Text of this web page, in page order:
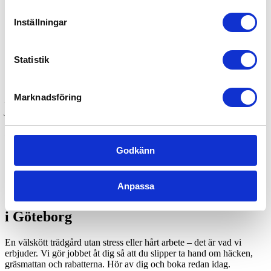
Inställningar
Statistik
Marknadsföring
Godkänn
Anpassa
Kundomdömen om våra tjänster för
trädgårdsskötsel
Klippte större lagerhäggs-häck, murgröna och ett mindre träd. Blev
jättefint! Enkla att kommunicera med, nedlagd tid stämde bra med
Boka trädgårdshjälp och trädgårdsskötsel
i Göteborg
En välskött trädgård utan stress eller hårt arbete – det är vad vi
erbjuder. Vi gör jobbet åt dig så att du slipper ta hand om häcken,
gräsmattan och rabatterna. Hör av dig och boka redan idag.